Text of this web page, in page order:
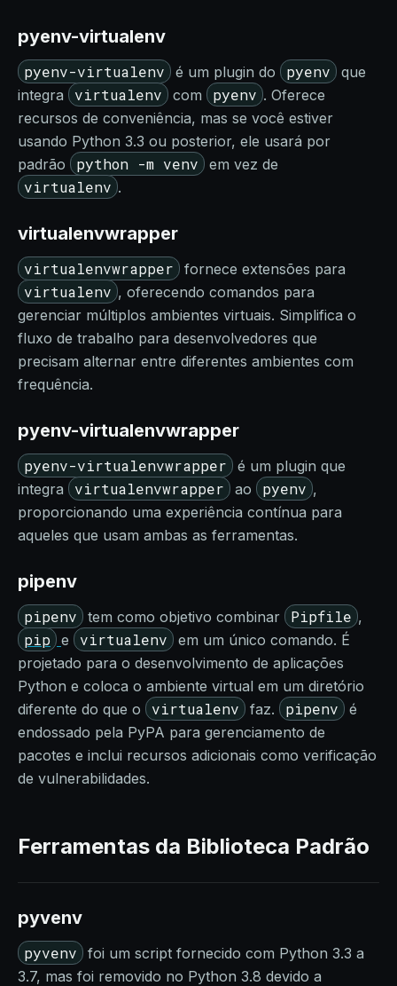
pyenv-virtualenv
pyenv-virtualenv é um plugin do pyenv
que
integra
virtualenv com pyenv . Oferece
recursos de conveniência, mas se você estiver
usando Python 3.3 ou posterior, ele usará por
padrão
python -m venv em vez de
virtualenv .
virtualenvwrapper
virtualenvwrapper fornece extensões para
virtualenv , oferecendo comandos para
gerenciar múltiplos ambientes virtuais. Simplifica o
fluxo de trabalho para desenvolvedores que
precisam alternar entre diferentes ambientes com
frequência.
pyenv-virtualenvwrapper
pyenv-virtualenvwrapper
é um plugin que
integra
virtualenvwrapper ao pyenv ,
proporcionando uma experiência contínua para
aqueles que usam ambas as ferramentas.
pipenv
pipenv tem como objetivo combinar Pipfile ,
pip e virtualenv
em um único comando. É
projetado para o desenvolvimento de aplicações
Python e coloca o ambiente virtual em um diretório
diferente do que o
virtualenv faz. pipenv
é
endossado pela PyPA para gerenciamento de
pacotes e inclui recursos adicionais como verificação
de vulnerabilidades.
Ferramentas da Biblioteca Padrão
pyvenv
pyvenv
foi um script fornecido com Python 3.3 a
3.7, mas foi removido no Python 3.8 devido a